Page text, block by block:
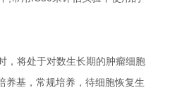
将处于对数生长期的肿瘤细胞
养基，常规培养，待细胞恢复生